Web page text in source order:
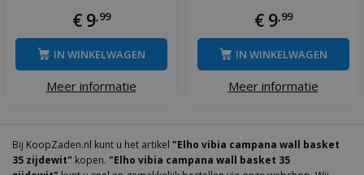
€ 9, 99
Meer informatie
IN WINKELWAGEN
€ 9, 99
Meer informatie
IN WINKELWAGEN
Bij KoopZaden.nl kunt u het artikel "Elho vibia campana wall basket
35 zijdewit" kopen. "Elho vibia campana wall basket 35